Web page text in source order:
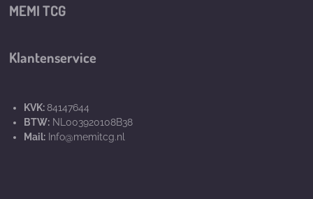
MEMI TCG
Klantenservice
KVK:84147644
BTW: NL003920108B38
Mail:Info@memitcg.nl